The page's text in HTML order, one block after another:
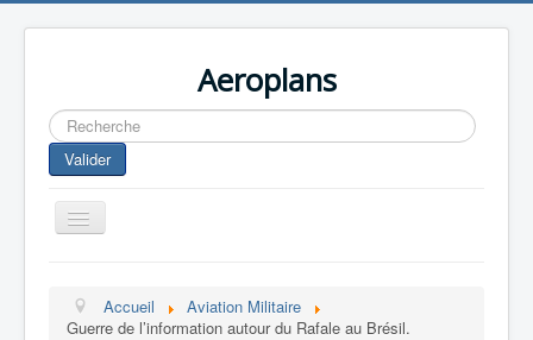
Aeroplans
Rechercher
Valider
Toggle
Navigation
Aviation Commerciale
Accueil
Aviation Militaire
Guerre de l’information autour du Rafale au Brésil.